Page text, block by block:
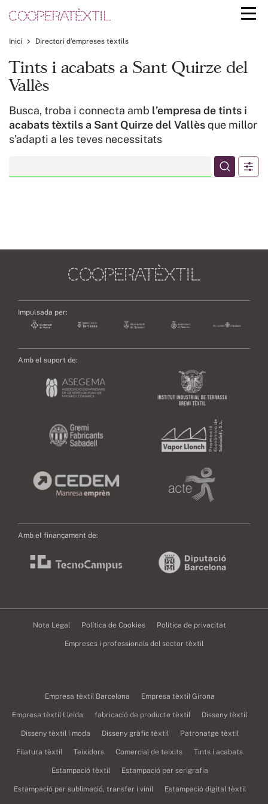
Inici Directori d’empreses tèxtils
Tints i acabats a Sant Quirze del
Vallès
Busca, troba i connecta amb l’empresa de tints i
acabats tèxtils a Sant Quirze del Vallèsque millor
s’adapti a les teves necessitats
Impulsada per:
Amb el suport de:
Amb el finançament de:
Nota Legal Política de Cookies Política de privacitat
Empreses i professionals del sector tèxtil
Empresa tèxtil Barcelona Empresa tèxtil Girona
Empresa tèxtil Lleida fabricació de producte tèxtil Disseny tèxtil
Disseny tèxtil i moda Disseny gràfic tèxtil Patronatge tèxtil
Filatura tèxtil Teixidors Comercial de teixits Tints i acabats
Estampació tèxtil Estampació per serigrafia
Estampació per sublimació, transfer i vinil Estampació digital tèxtil